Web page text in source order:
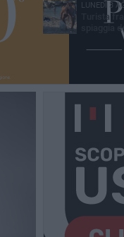
LUNEDÌ 3
Turista
spiaggia